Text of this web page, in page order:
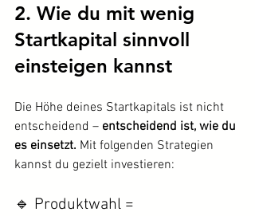
2. Wie du mit wenig
Startkapital sinnvoll
einsteigen kannst
Die Höhe deines Startkapitals ist nicht
entscheidend – entscheidend ist, wie du
es einsetzt. Mit folgenden Strategien
kannst du gezielt investieren:
🔹 Produktwahl =